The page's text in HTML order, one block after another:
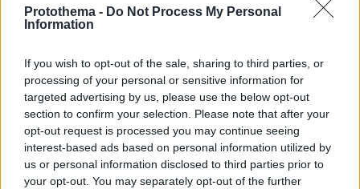
Protothema - Do Not Process My Personal
Information
If you wish to opt-out of the sale, sharing to third parties, or
processing of your personal or sensitive information for
targeted advertising by us, please use the below opt-out
section to confirm your selection. Please note that after your
opt-out request is processed you may continue seeing
interest-based ads based on personal information utilized by
us or personal information disclosed to third parties prior to
your opt-out. You may separately opt-out of the further